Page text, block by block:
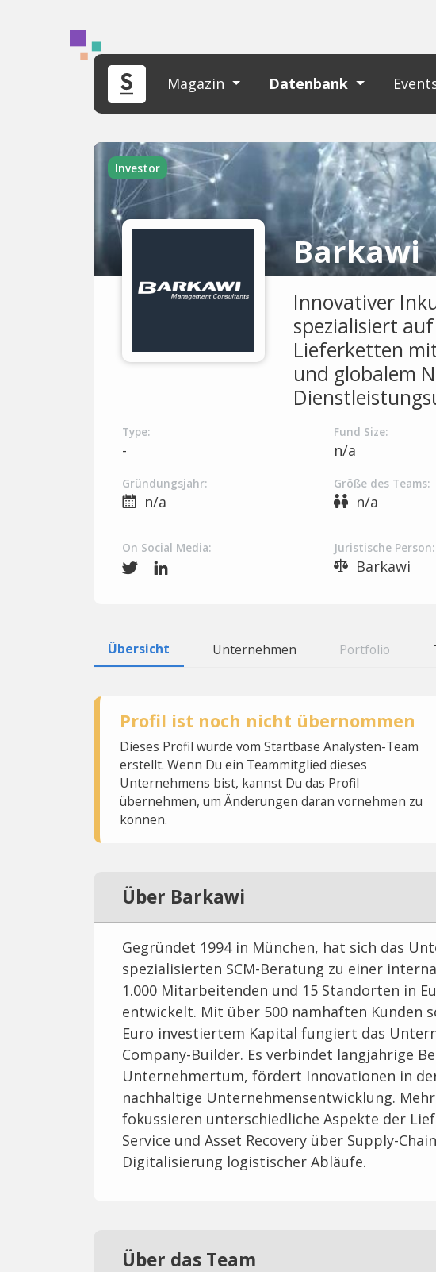
Magazin Datenbank
Investor
Barkawi
Innovativer
spezialisiert
Lieferketten
und globalem
Type:
-
Fund Size:
n/a
Gründungsjahr:
n/a
Größe des Teams:
n/a
On Social Media: Juristische Person:
Barkawi
Übersicht Unternehmen Portfolio
Profil ist noch nicht übernommen
Dieses Profil wurde vom Startbase Analysten-Team
erstellt. Wenn Du ein Teammitglied dieses
Unternehmens bist, kannst Du das Profil
übernehmen, um Änderungen daran vornehmen zu
können.
Über Barkawi
Gegründet 1994 in München, hat sich das
spezialisierten SCM-Beratung zu einer
1.000 Mitarbeitenden und 15 Standorten in
entwickelt. Mit über 500 namhaften Kunden
Euro investiertem Kapital fungiert das
Company-Builder. Es verbindet langjährige
Unternehmertum, fördert Innovationen in
nachhaltige Unternehmensentwicklung.
fokussieren unterschiedliche Aspekte der
Service und Asset Recovery über Supply-
Digitalisierung logistischer Abläufe.
Über das Team